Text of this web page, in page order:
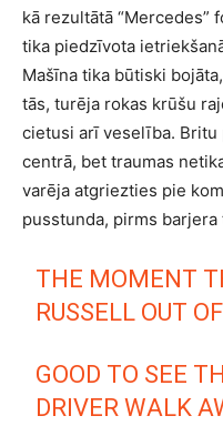
kā rezultātā “Mercedes”
tika piedzīvota
Mašīna tika būtiski
tās, turēja rokas krūšu
cietusi arī veselība. Britu
centrā, bet traumas
varēja atgriezties pie
pusstunda, pirms barjera
THE MOMENT
RUSSELL OUT
GOOD TO SEE
DRIVER WALK